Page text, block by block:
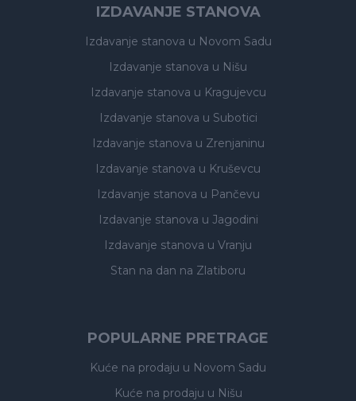
IZDAVANJE STANOVA
Izdavanje stanova u Novom Sadu
Izdavanje stanova u Nišu
Izdavanje stanova u Kragujevcu
Izdavanje stanova u Subotici
Izdavanje stanova u Zrenjaninu
Izdavanje stanova u Kruševcu
Izdavanje stanova u Pančevu
Izdavanje stanova u Jagodini
Izdavanje stanova u Vranju
Stan na dan na Zlatiboru
POPULARNE PRETRAGE
Kuće na prodaju u Novom Sadu
Kuće na prodaju u Nišu